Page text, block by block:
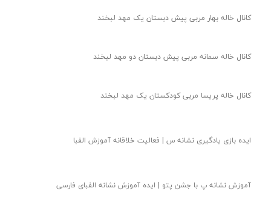
کانال خاله بهار مربی پیش دبستان یک مهد لبخند
کانال خاله سمانه مربی پیش دبستان دو مهد لبخند
کانال خاله پریسا مربی کودکستان یک مهد لبخند
ایده بازی یادگیری نشانه س | فعالیت خلاقانه آموزش الفبا
آموزش نشانه پ با جشن پتو | ایده آموزش نشانه الفبای فارسی